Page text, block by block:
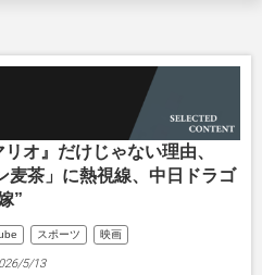
オ』だけじゃない理由、
麦茶」に熱視線、中日ドラゴ
”
スポーツ 映画
5/13